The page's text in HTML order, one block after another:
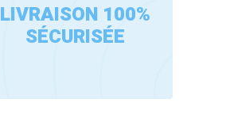
LIVRAISON 100%
SÉCURISÉE